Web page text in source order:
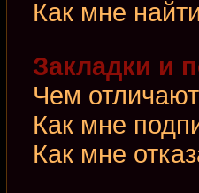
Как мне
Закладки и
Чем
Как мне
Как мне